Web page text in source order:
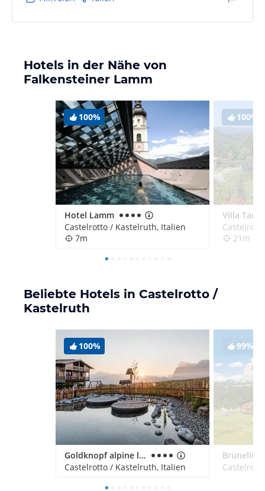
Hotels in der Nähe von
Falkensteiner Lamm
100%
Hotel Lamm
Castelrotto / Kastelruth, Italien
7m
100%
Villa Tanja
21m
Beliebte Hotels in Castelrotto /
Kastelruth
100%
Goldknopf alpine lifestyle hotel
Castelrotto / Kastelruth, Italien
99%